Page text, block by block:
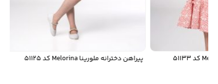
پيراهن دخترانه ملورينا Melorina کد 51125